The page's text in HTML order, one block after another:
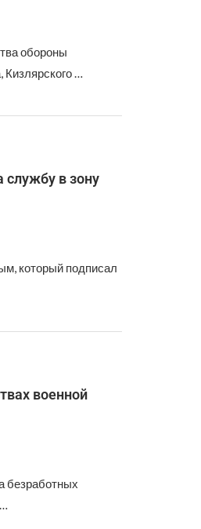
обороны
…
в зону
который подписал
военной
безработных